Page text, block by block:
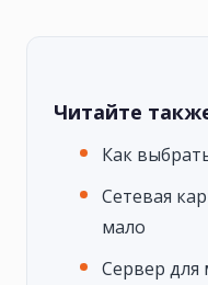
Читайте
Как
Сетевая
мало
Сервер для